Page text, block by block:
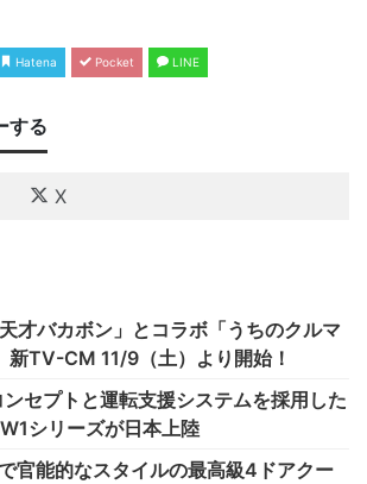
Hatena Pocket LINE
する
X
才バカボン」とコラボ「うちのクルマ
新TV-CM 11/9（土）より開始！
セプトと運転支援システムを採用した
シリーズが日本上陸
官能的なスタイルの最高級4ドアクー